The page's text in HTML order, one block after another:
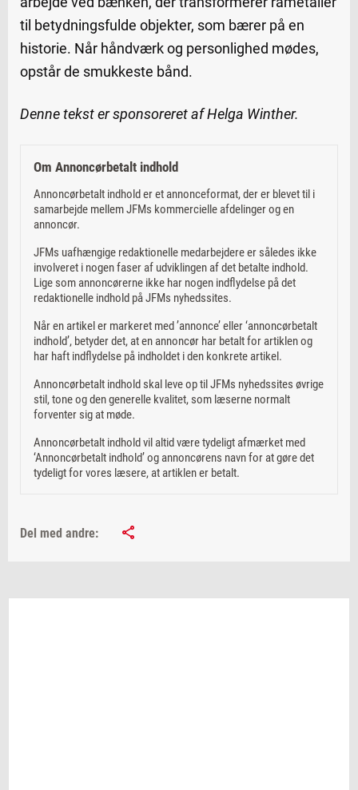
til betydningsfulde objekter, som bærer på en
historie. Når håndværk og personlighed mødes,
opstår de smukkeste bånd.
Denne tekst er sponsoreret af Helga Winther.
Om Annoncørbetalt indhold
Annoncørbetalt indhold er et annonceformat, der er blevet til i
samarbejde mellem JFMs kommercielle afdelinger og en
annoncør.
JFMs uafhængige redaktionelle medarbejdere er således ikke
involveret i nogen faser af udviklingen af det betalte indhold.
Lige som annoncørerne ikke har nogen indflydelse på det
redaktionelle indhold på JFMs nyhedssites.
Når en artikel er markeret med ’annonce’ eller ‘annoncørbetalt
indhold’, betyder det, at en annoncør har betalt for artiklen og
har haft indflydelse på indholdet i den konkrete artikel.
Annoncørbetalt indhold skal leve op til JFMs nyhedssites øvrige
stil, tone og den generelle kvalitet, som læserne normalt
forventer sig at møde.
Annoncørbetalt indhold vil altid være tydeligt afmærket med
‘Annoncørbetalt indhold’ og annoncørens navn for at gøre det
tydeligt for vores læsere, at artiklen er betalt.
Del med andre: